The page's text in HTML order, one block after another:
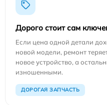
Дорого стоит сам
Если цена одной детали
новой модели, ремонт
новое устройство, а
изношенными.
ДОРОГАЯ ЗАПЧАСТЬ